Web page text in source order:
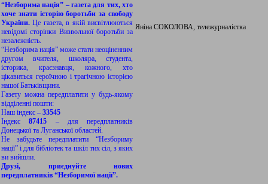
“Незборима нація” – газета для тих, хто
хоче знати історію боротьби за свободу
України.Це газета, в якій висвітлюються
невідомі сторінки Визвольної боротьби за
незалежність.
“Незборима нація” може стати неоціненним
другом вчителя, школяра, студента,
історика, краєзнавця, кожного, хто
цікавиться героїчною і трагічною історією
нашої Батьківщини.
Газету можна передплатити у будь-якому
відділенні пошти:
Наш індекс – 33545
Індекс87415 – для передплатників
Донецької та Луганської областей.
Не забудьте передплатити “Незбориму
нації” і для бібліотек та шкіл тих сіл, з яких
ви вийшли.
Друзі, приєднуйте нових
передплатників “Незборимої нації”.
Яніна СОКОЛОВА, тележурналістка